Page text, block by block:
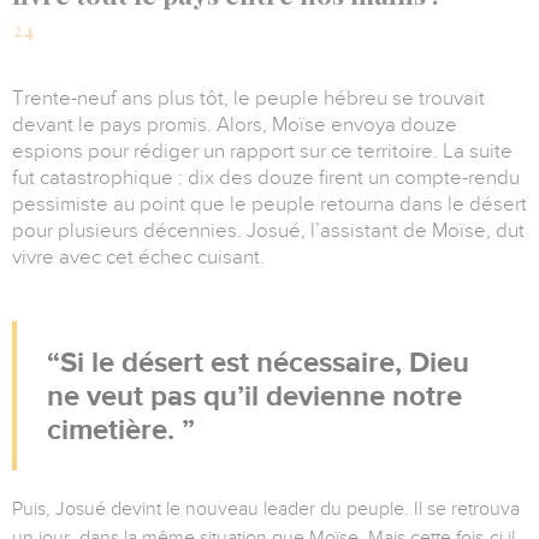
24
Trente-neuf ans plus tôt, le peuple hébreu se trouvait
devant le pays promis. Alors, Moïse envoya douze
espions pour rédiger un rapport sur ce territoire. La suite
fut catastrophique : dix des douze firent un compte-rendu
pessimiste au point que le peuple retourna dans le désert
pour plusieurs décennies. Josué, l’assistant de Moïse, dut
vivre avec cet échec cuisant.
Si le désert est nécessaire, Dieu
ne veut pas qu’il devienne notre
cimetière.
Puis, Josué devint le nouveau leader du peuple. Il se retrouva